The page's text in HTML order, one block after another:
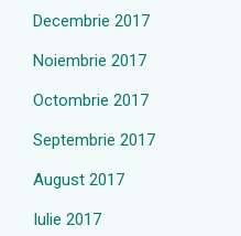
Decembrie 2017
Noiembrie 2017
Octombrie 2017
Septembrie 2017
August 2017
Iulie 2017